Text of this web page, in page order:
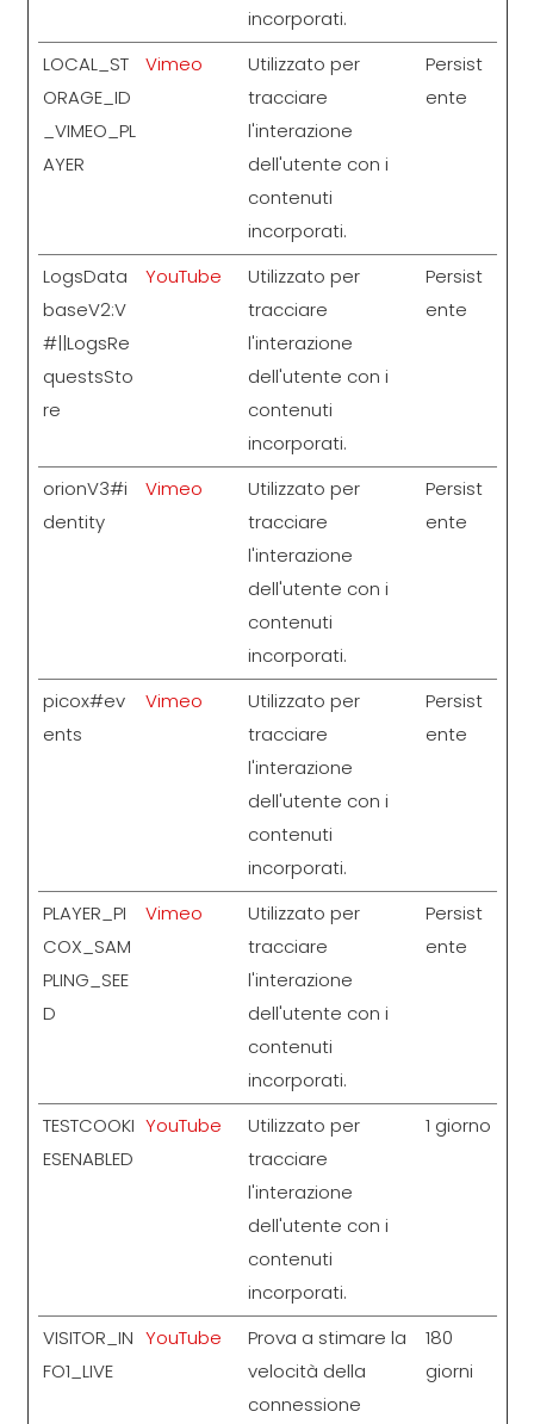
incorporati.
LOCAL_ST
ORAGE_ID
_VIMEO_PL
AYER
Vimeo
Utilizzato per
tracciare
l'interazione
dell'utente con i
contenuti
incorporati.
Persist
ente
LogsData
baseV2:V
#||LogsRe
questsSto
re
YouTube
Utilizzato per
tracciare
l'interazione
dell'utente con i
contenuti
incorporati.
Persist
ente
orionV3#i
dentity
Vimeo
Utilizzato per
tracciare
l'interazione
dell'utente con i
contenuti
incorporati.
Persist
ente
picox#ev
ents
Vimeo
Utilizzato per
tracciare
l'interazione
dell'utente con i
contenuti
incorporati.
Persist
ente
PLAYER_PI
COX_SAM
PLING_SEE
D
Vimeo
Utilizzato per
tracciare
l'interazione
dell'utente con i
contenuti
incorporati.
Persist
ente
TESTCOOKI
ESENABLED
YouTube
Utilizzato per
tracciare
l'interazione
dell'utente con i
contenuti
incorporati.
1 giorno
VISITOR_IN
FO1_LIVE
YouTube
Prova a stimare la
velocità della
connessione
180
giorni